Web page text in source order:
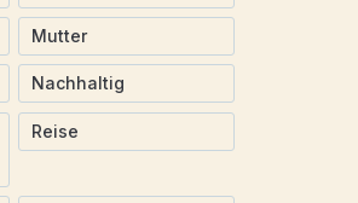
Mutter
Nachhaltig
Reise